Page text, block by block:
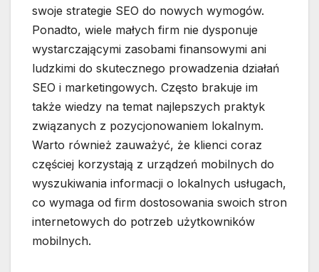
swoje strategie SEO do nowych wymogów.
Ponadto, wiele małych firm nie dysponuje
wystarczającymi zasobami finansowymi ani
ludzkimi do skutecznego prowadzenia działań
SEO i marketingowych. Często brakuje im
także wiedzy na temat najlepszych praktyk
związanych z pozycjonowaniem lokalnym.
Warto również zauważyć, że klienci coraz
częściej korzystają z urządzeń mobilnych do
wyszukiwania informacji o lokalnych usługach,
co wymaga od firm dostosowania swoich stron
internetowych do potrzeb użytkowników
mobilnych.